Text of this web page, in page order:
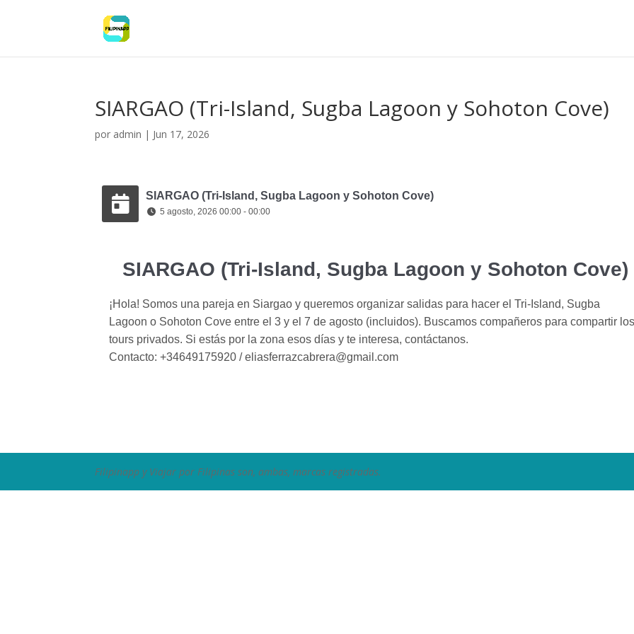
SIARGAO (Tri-Island, Sugba Lagoon y Sohoton Cove)
por admin | Jun 17, 2026
SIARGAO (Tri-Island, Sugba Lagoon y Sohoton Cove)
5 agosto, 2026 00:00 - 00:00
SIARGAO (Tri-Island, Sugba Lagoon y Sohoton Cove)
¡Hola! Somos una pareja en Siargao y queremos organizar salidas para hacer el Tri-Island, Sugba
Lagoon o Sohoton Cove entre el 3 y el 7 de agosto (incluidos). Buscamos compañeros para compartir
tours privados. Si estás por la zona esos días y te interesa, contáctanos.
Contacto: +34649175920 / eliasferrazcabrera@gmail.com
Filipinapp y Viajar por Filipinas son, ambas, marcas registradas.